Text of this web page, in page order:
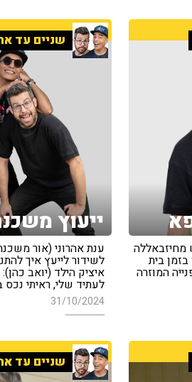
מחיזבאללה
בזמן בית
המוזרה
שניים עד
ייעוץ
ענת אהרוני (אור
לשידור לייעץ איך
איציק הילד (יואב
לעתיד שלי, ראיתי
31/10/2024
שניים עד